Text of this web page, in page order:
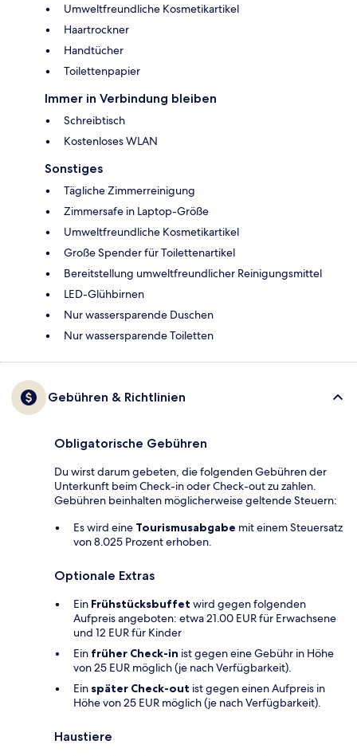
Umweltfreundliche Kosmetikartikel
Haartrockner
Handtücher
Toilettenpapier
Immer in Verbindung bleiben
Schreibtisch
Kostenloses WLAN
Sonstiges
Tägliche Zimmerreinigung
Zimmersafe in Laptop-Größe
Umweltfreundliche Kosmetikartikel
Große Spender für Toilettenartikel
Bereitstellung umweltfreundlicher Reinigungsmittel
LED-Glühbirnen
Nur wassersparende Duschen
Nur wassersparende Toiletten
Gebühren & Richtlinien
Obligatorische Gebühren
Du wirst darum gebeten, die folgenden Gebühren der
Unterkunft beim Check-in oder Check-out zu zahlen.
Gebühren beinhalten möglicherweise geltende Steuern:
Es wird eine Tourismusabgabe mit einem Steuersatz
von 8.025 Prozent erhoben.
Optionale Extras
Ein Frühstücksbuffet wird gegen folgenden
Aufpreis angeboten: etwa 21.00 EUR für Erwachsene
und 12 EUR für Kinder
Ein früher Check-in ist gegen eine Gebühr in Höhe
von 25 EUR möglich (je nach Verfügbarkeit).
Ein später Check-out ist gegen einen Aufpreis in
Höhe von 25 EUR möglich (je nach Verfügbarkeit).
Haustiere